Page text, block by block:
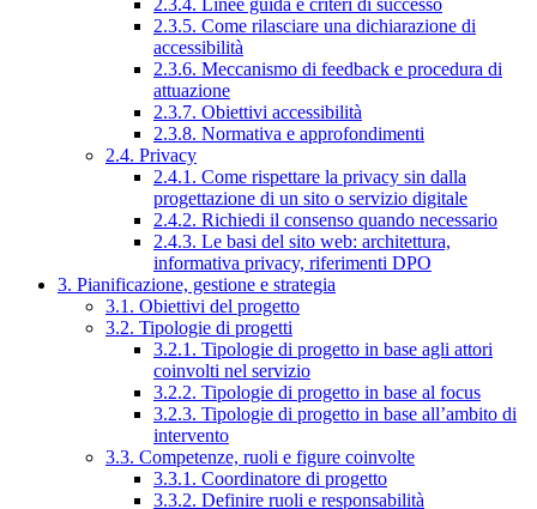
2.3.4. Linee guida e criteri di successo
2.3.5. Come rilasciare una dichiarazione di
accessibilità
2.3.6. Meccanismo di feedback e procedura di
attuazione
2.3.7. Obiettivi accessibilità
2.3.8. Normativa e approfondimenti
2.4. Privacy
2.4.1. Come rispettare la privacy sin dalla
progettazione di un sito o servizio digitale
2.4.2. Richiedi il consenso quando necessario
2.4.3. Le basi del sito web: architettura,
informativa privacy, riferimenti DPO
3. Pianificazione, gestione e strategia
3.1. Obiettivi del progetto
3.2. Tipologie di progetti
3.2.1. Tipologie di progetto in base agli attori
coinvolti nel servizio
3.2.2. Tipologie di progetto in base al focus
3.2.3. Tipologie di progetto in base all’ambito di
intervento
3.3. Competenze, ruoli e figure coinvolte
3.3.1. Coordinatore di progetto
3.3.2. Definire ruoli e responsabilità